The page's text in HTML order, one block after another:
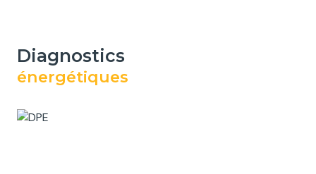
diagnostics
énergétiques